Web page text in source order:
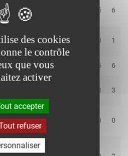
0/2 66.7 5 6
2/6 37.5 6/7 0 1
5/8 60.0 5 6
3 3
0/0 - 0 0
des cookies
le contrôle
que vous
activer
accepter
refuser